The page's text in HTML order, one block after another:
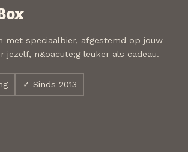
met speciaalbier, afgestemd op jouw
jezelf, n&oacute;g leuker als cadeau.
✓ Sinds 2013